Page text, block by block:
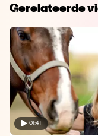
Gerelateerde
01:41